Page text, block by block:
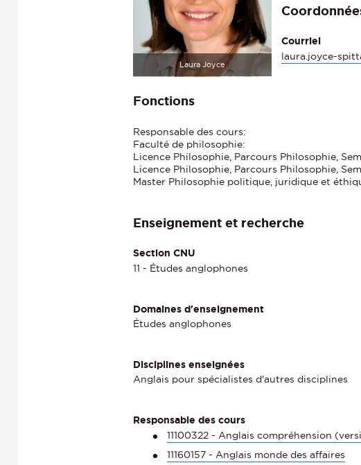
Laura Joyce
Courriel
laura.joyce-
Fonctions
Responsable des cours:
Faculté de philosophie:
Licence Philosophie, Parcours Philosophie,
Licence Philosophie, Parcours Philosophie,
Master Philosophie politique, juridique et
Enseignement et recherche
Section CNU
11 - Études anglophones
Domaines d'enseignement
Études anglophones
Disciplines enseignées
Anglais pour spécialistes d'autres disciplines
Responsable des cours
11100322 - Anglais compréhension
11160157 - Anglais monde des affaires